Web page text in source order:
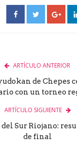
ARTÍCULO ANTERIOR
de Chepes
con un torneo
ARTÍCULO SIGUIENTE
Sur Riojano:
de final